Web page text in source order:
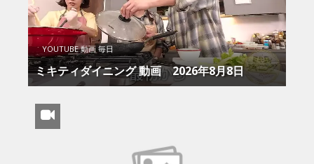
YOUTUBE 動画 毎日
ミキティダイニング 動画 2026年8月8日